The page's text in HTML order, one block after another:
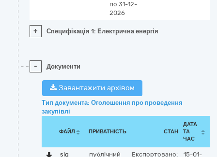
по 31-12-
2026
+ Специфікація 1: Електрична енергія
- Документи
Завантажити архівом
Тип документа: Оголошення про проведення
закупівлі
ФАЙЛ ПРИВАТНІСТЬ СТАН
ДАТА
ТА
ЧАС
sig публічний Експортовано: 15-01-